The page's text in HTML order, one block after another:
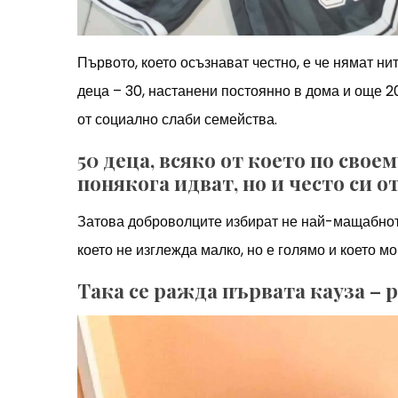
Първото, което осъзнават честно, е че нямат
деца – 30, настанени постоянно в дома и още
от социално слаби семейства.
50 деца, всяко от което по
понякога идват, но и често си
Затова доброволците избират не най-
което не изглежда малко, но е голямо и което
Така се ражда първата кауза